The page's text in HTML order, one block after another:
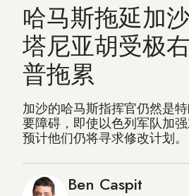
哈马斯拖延加
塔尼亚胡受极
普拖累
加沙的哈马斯指挥官仍然是
要障碍，即使以色列军队加
预计他们仍将寻求修改计划。
Ben Caspit